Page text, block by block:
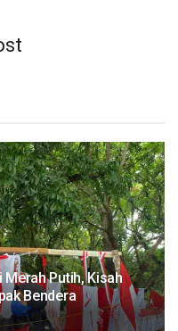
Merah Putih, Kisah
Bendera